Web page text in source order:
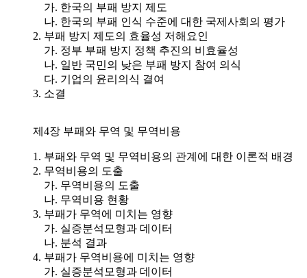
가. 한국의 부패 방지 제도
나. 한국의 부패 인식 수준에 대한 국제사회의 평가
2. 부패 방지 제도의 효율성 저해요인
가. 정부 부패 방지 정책 추진의 비효율성
나. 일반 국민의 낮은 부패 방지 참여 의식
다. 기업의 윤리의식 결여
3. 소결
제4장 부패와 무역 및 무역비용
1. 부패와 무역 및 무역비용의 관계에 대한 이론적 배경
2. 무역비용의 도출
가. 무역비용의 도출
나. 무역비용 현황
3. 부패가 무역에 미치는 영향
가. 실증분석모형과 데이터
나. 분석 결과
4. 부패가 무역비용에 미치는 영향
가. 실증분석모형과 데이터